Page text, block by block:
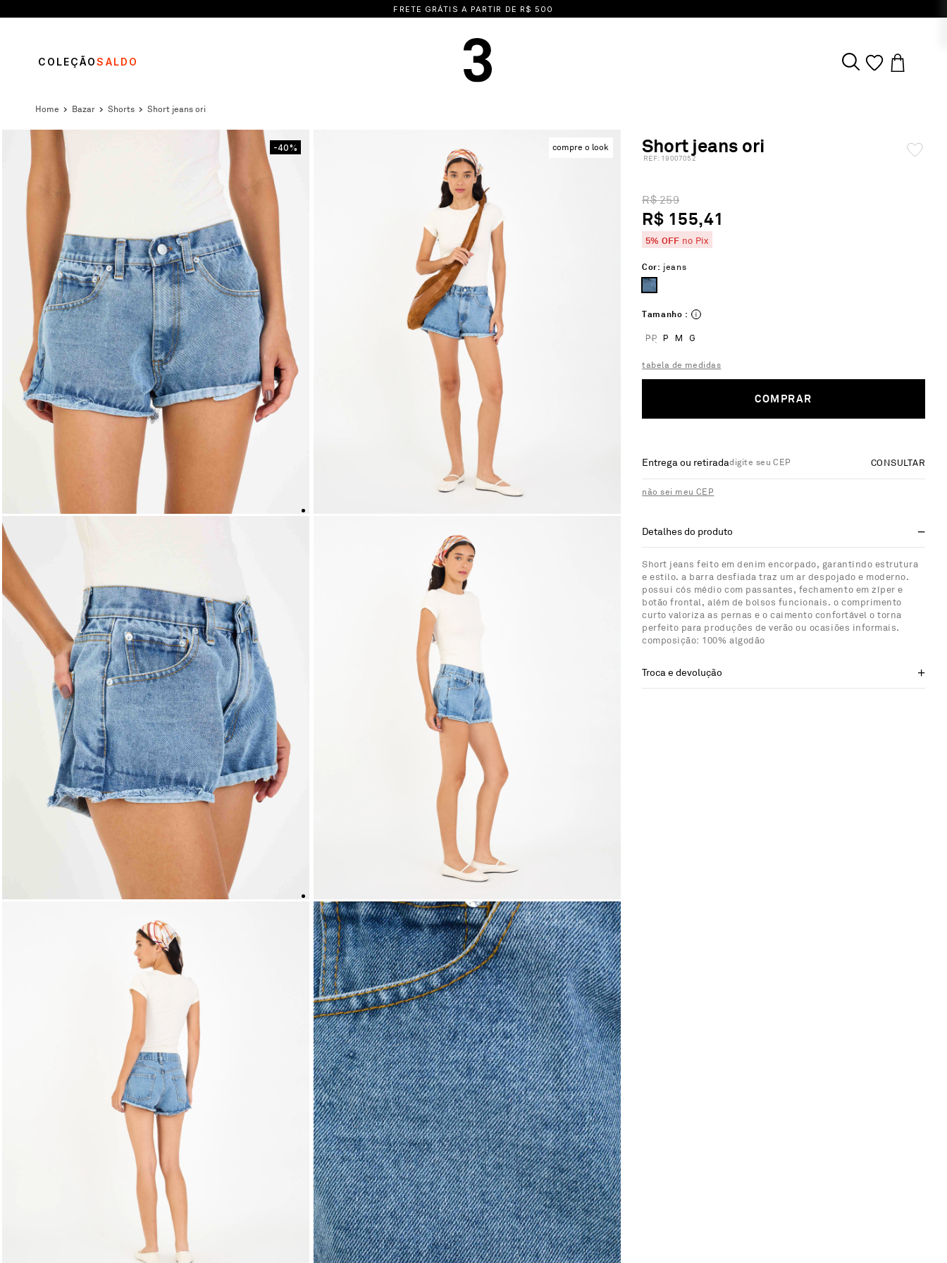
FRETE GRÁTIS A PARTIR DE R$ 500
COLEÇÃOSALDO
bazar shorts short jeans ori
-40% compre o look Short jeans ori
: 19007052
R$ 259
R$ 155,41
5% OFF no Pix
Cor: jeans
Tamanho :
PP P M G
tabela de medidas
COMPRAR
Entrega ou retirada CONSULTAR
não sei meu CEP
Detalhes do produto
Short jeans feito em denim encorpado, garantindo estrutura
e estilo. a barra desfiada traz um ar despojado e moderno.
possui cós médio com passantes, fechamento em zíper e
botão frontal, além de bolsos funcionais. o comprimento
curto valoriza as pernas e o caimento confortável o torna
perfeito para produções de verão ou ocasiões informais.
composição: 100% algodão
Troca e devolução
TERMOS MAIS BUSCADOS
vestido
calça
blusa
º
saia
5º
biquini
6º
top
7º
short
8º
camisa
9º